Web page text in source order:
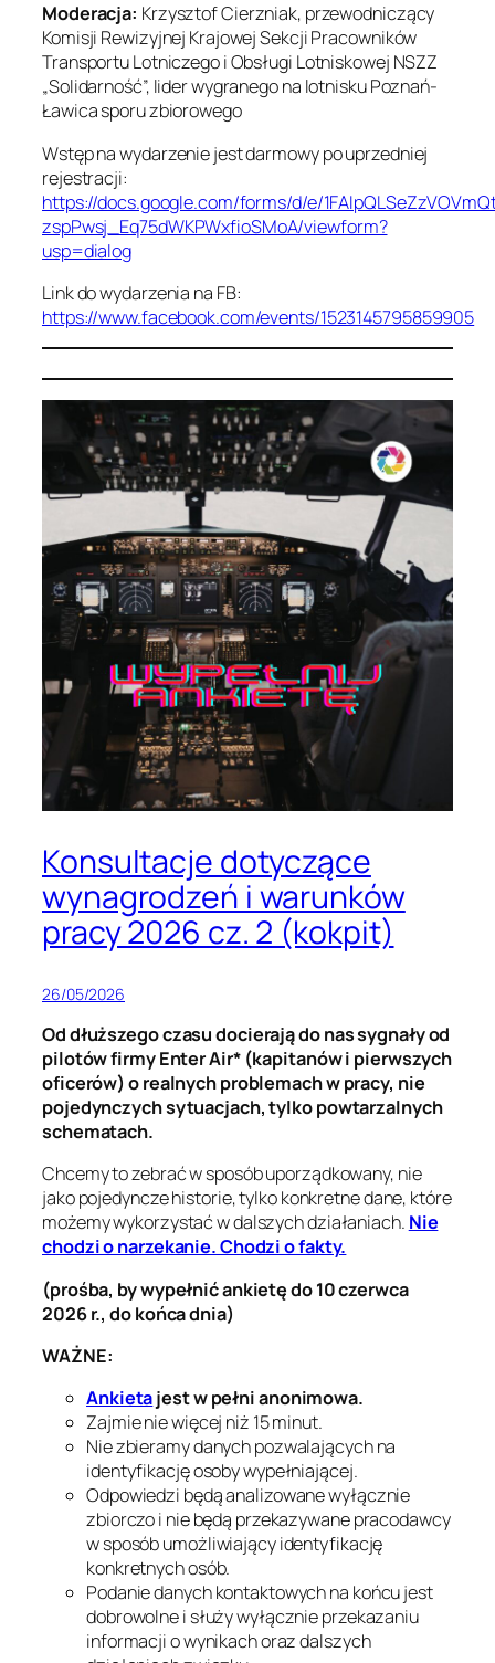
Moderacja: Krzysztof Cierzniak, przewodniczący
Komisji Rewizyjnej Krajowej Sekcji Pracowników
Transportu Lotniczego i Obsługi Lotniskowej NSZZ
„Solidarność”, lider wygranego na lotnisku Poznań-
Ławica sporu zbiorowego
Wstęp na wydarzenie jest darmowy po uprzedniej
rejestracji:
https://docs.google.com/forms/d/e/
zspPwsj_Eq75dWKPWxfioSMoA/viewform?
usp=dialog
Link do wydarzenia na FB:
https://www.facebook.com/events/1523145795859905
Konsultacje dotyczące
wynagrodzeń i warunków
pracy 2026 cz. 2 (kokpit)
26/05/2026
Od dłuższego czasu docierają do nas sygnały od
pilotów firmy Enter Air* (kapitanów i pierwszych
oficerów) o realnych problemach w pracy, nie
pojedynczych sytuacjach, tylko powtarzalnych
schematach.
Chcemy to zebrać w sposób uporządkowany, nie
jako pojedyncze historie, tylko konkretne dane, które
możemy wykorzystać w dalszych działaniach. Nie
chodzi o narzekanie. Chodzi o fakty.
(prośba, by wypełnić ankietę do 10 czerwca
2026 r., do końca dnia)
WAŻNE:
Ankietajest w pełni anonimowa.
Zajmie nie więcej niż 15 minut.
Nie zbieramy danych pozwalających na
identyfikację osoby wypełniającej.
Odpowiedzi będą analizowane wyłącznie
zbiorczo i nie będą przekazywane pracodawcy
w sposób umożliwiający identyfikację
konkretnych osób.
Podanie danych kontaktowych na końcu jest
dobrowolne i służy wyłącznie przekazaniu
informacji o wynikach oraz dalszych